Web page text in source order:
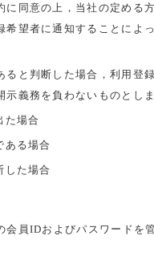
に同意の上，当社の定める
望者に通知することによ
ると判断した場合，利用登
義務を負わないものとしま
た場合
ある場合
した場合
会員IDおよびパスワードを